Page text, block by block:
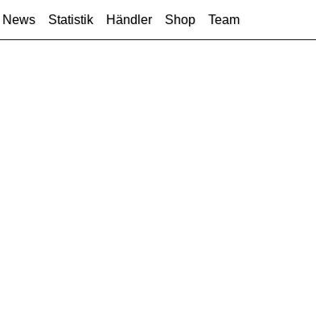
News Statistik Händler Shop Team